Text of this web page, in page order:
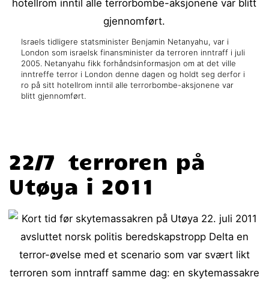
Israels tidligere statsminister Benjamin Netanyahu, var i
London som israelsk finansminister da terroren inntraff i juli
2005. Netanyahu fikk forhåndsinformasjon om at det ville
inntreffe terror i London denne dagen og holdt seg derfor i
ro på sitt hotellrom inntil alle terrorbombe-aksjonene var
blitt gjennomført.
22/7 terroren på
Utøya i 2011